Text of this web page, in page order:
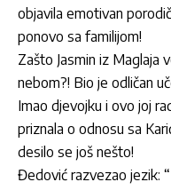
objavila emotivan
ponovo sa familijom!
Zašto Jasmin iz Maglaja
nebom?! Bio je odličan
Imao djevojku i ovo joj
priznala o odnosu sa
desilo se još nešto!
Đedović razvezao jezik: